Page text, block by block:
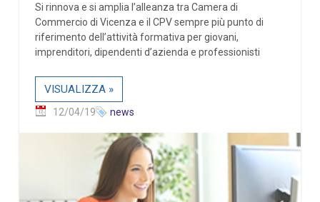
Si rinnova e si amplia l’alleanza tra Camera di
Commercio di Vicenza e il CPV sempre più punto di
riferimento dell’attività formativa per giovani,
imprenditori, dipendenti d’azienda e professionisti
VISUALIZZA »
12/04/19 news